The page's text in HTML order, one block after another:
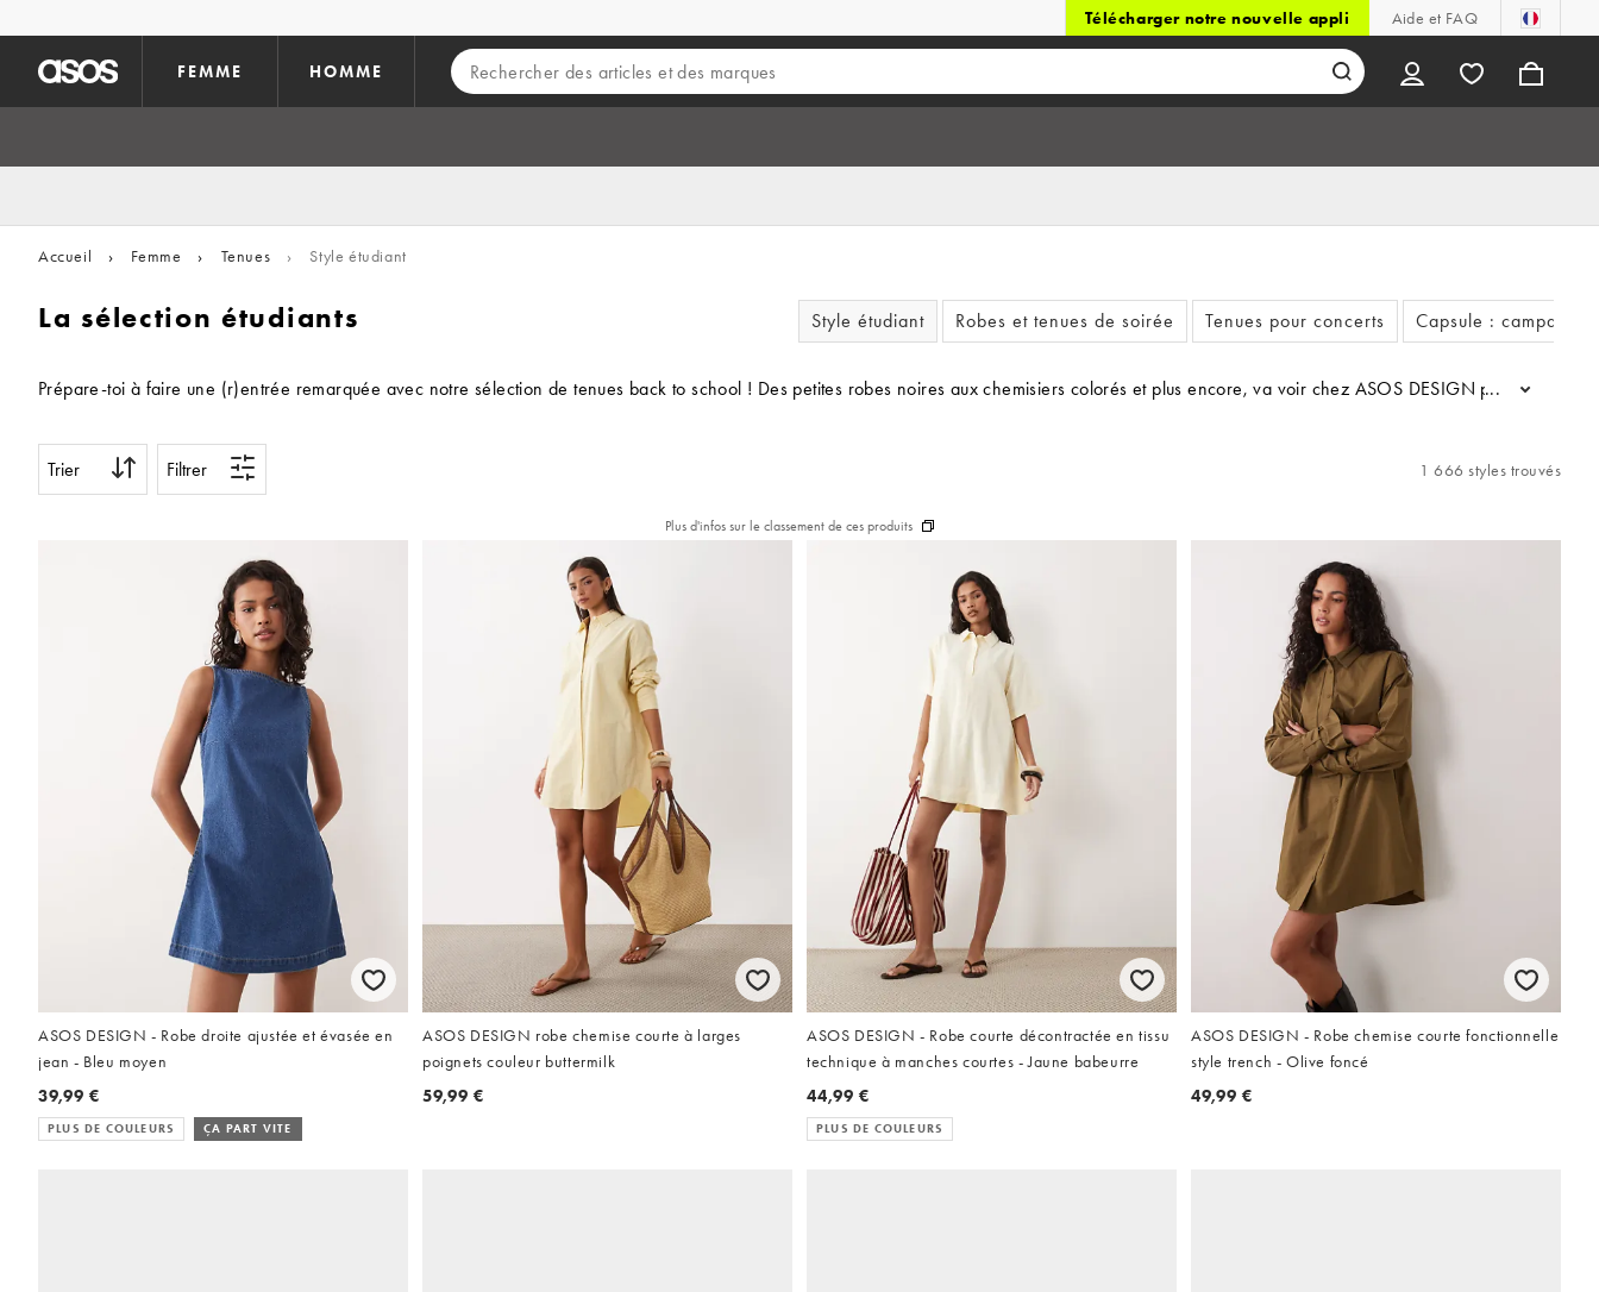
Télécharger notre nouvelle appli Aide et FAQ
FEMME HOMME
Accueil › Femme › Tenues › Style étudiant
La sélection étudiants Style étudiant Robes et tenues de soirée Tenues pour concerts Capsule : campagne
Prépare-toi à faire une (r)entrée remarquée avec notre sélection de tenues back to school ! Des petites robes noires aux chemisiers colorés et plus encore, va voir chez ASOS DESIGN pour des
...
Trier Filtrer 1 666 styles trouvés
Plus d'infos sur le classement de ces produits
ASOS DESIGN - Robe droite ajustée et évasée en
jean - Bleu moyen
39,99 €
PLUS DE COULEURS ÇA PART VITE
ASOS DESIGN robe chemise courte à larges
poignets couleur buttermilk
59,99 €
ASOS DESIGN - Robe courte décontractée en tissu
technique à manches courtes - Jaune babeurre
44,99 €
PLUS DE COULEURS
ASOS DESIGN - Robe chemise courte fonctionnelle
style trench - Olive foncé
49,99 €